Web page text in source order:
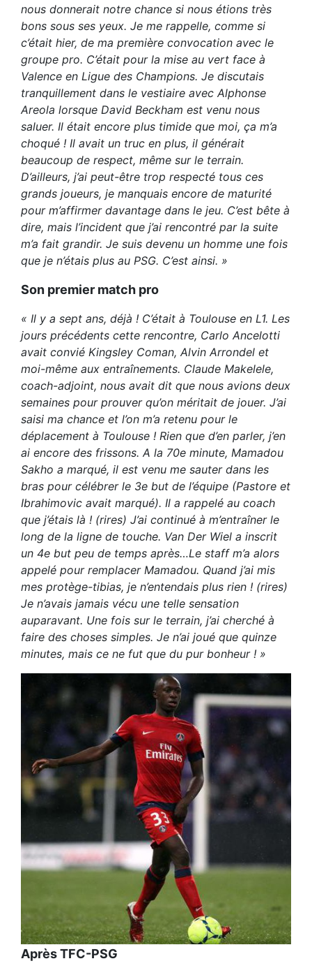
nous donnerait notre chance si nous étions très
bons sous ses yeux. Je me rappelle, comme si
c’était hier, de ma première convocation avec le
groupe pro. C’était pour la mise au vert face à
Valence en Ligue des Champions. Je discutais
tranquillement dans le vestiaire avec Alphonse
Areola lorsque David Beckham est venu nous
saluer. Il était encore plus timide que moi, ça m’a
choqué ! Il avait un truc en plus, il générait
beaucoup de respect, même sur le terrain.
D’ailleurs, j’ai peut-être trop respecté tous ces
grands joueurs, je manquais encore de maturité
pour m’affirmer davantage dans le jeu. C’est bête à
dire, mais l’incident que j’ai rencontré par la suite
m’a fait grandir. Je suis devenu un homme une fois
que je n’étais plus au PSG. C’est ainsi. »
Son premier match pro
« Il y a sept ans, déjà ! C’était à Toulouse en L1. Les
jours précédents cette rencontre, Carlo Ancelotti
avait convié Kingsley Coman, Alvin Arrondel et
moi-même aux entraînements. Claude Makelele,
coach-adjoint, nous avait dit que nous avions deux
semaines pour prouver qu’on méritait de jouer. J’ai
saisi ma chance et l’on m’a retenu pour le
déplacement à Toulouse ! Rien que d’en parler, j’en
ai encore des frissons. A la 70e minute, Mamadou
Sakho a marqué, il est venu me sauter dans les
bras pour célébrer le 3e but de l’équipe (Pastore et
Ibrahimovic avait marqué). Il a rappelé au coach
que j’étais là ! (rires) J’ai continué à m’entraîner le
long de la ligne de touche. Van Der Wiel a inscrit
un 4e but peu de temps après…Le staff m’a alors
appelé pour remplacer Mamadou. Quand j’ai mis
mes protège-tibias, je n’entendais plus rien ! (rires)
Je n’avais jamais vécu une telle sensation
auparavant. Une fois sur le terrain, j’ai cherché à
faire des choses simples. Je n’ai joué que quinze
minutes, mais ce ne fut que du pur bonheur ! »
Après TFC-PSG